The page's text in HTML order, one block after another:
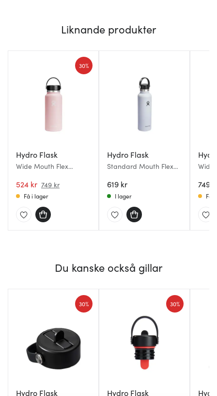
Liknande produkter
Hydro Flask
Wide Mouth Flex
trillium
524 kr 749 kr
30%
Få i lager
Hydro Flask
Standard Mouth Flex
619 kr
I lager
Wide
749
Få
Du kanske också gillar
Hydro Flask
30%
Hydro Flask
30%